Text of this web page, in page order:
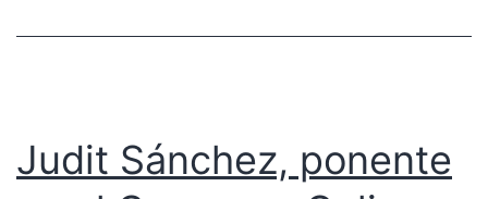
Judit Sánchez, ponente